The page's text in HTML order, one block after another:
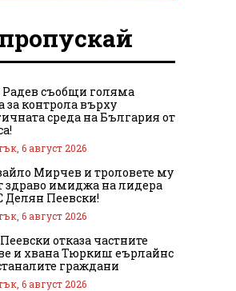
съобщи голяма
за контрола върху
среда на България от
6 август 2026
Мирчев и троловете му
здраво имиджа на лидера
Делян Пеевски!
6 август 2026
отказа частните
и хвана Тюркиш еърлайнс
граждани
6 август 2026